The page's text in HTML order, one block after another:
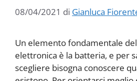
08/04/2021 di Gianluca
Un elemento fondamentale
elettronica è la batteria, e per
scegliere bisogna conoscere